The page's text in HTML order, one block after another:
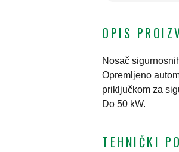
OPIS
Nosač
Opremljeno
priključkom za
Do 50 kW.
TEHNIČKI